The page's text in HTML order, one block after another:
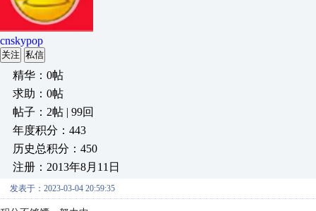
cnskypop
关注 私信
精华：0帖
求助：0帖
帖子：2帖 | 99回
年度积分：443
历史总积分：450
注册：2013年8月11日
发表于：2023-03-04 20:59:35